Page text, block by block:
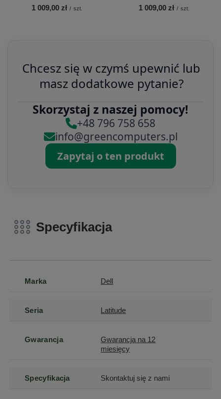
1 009,00 zł / szt. 1 009,00 zł / szt.
Chcesz się w czymś upewnić lub
masz dodatkowe pytanie?
Skorzystaj z naszej pomocy!
+48 796 758 658
info@greencomputers.pl
Zapytaj o ten produkt
Specyfikacja
Marka Dell
Seria Latitude
Gwarancja
Gwarancja na 12
miesięcy
Specyfikacja Skontaktuj się z nami